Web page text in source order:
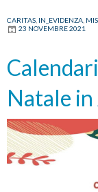
CARITAS IN_EVIDENZA
23 NOVEMBRE 2021
Natale in